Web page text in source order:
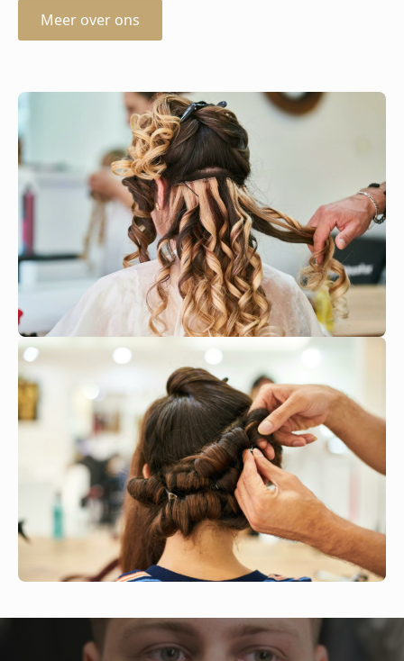
Meer over ons